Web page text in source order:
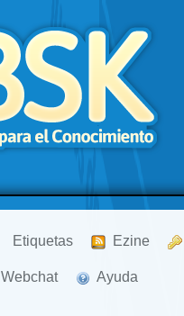
Etiquetas Ezine
Webchat Ayuda